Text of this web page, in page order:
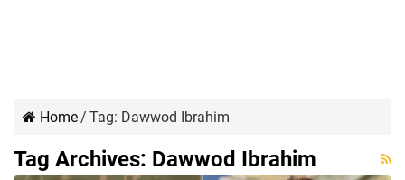
Home/ Tag: Dawwod Ibrahim
Tag Archives: Dawwod Ibrahim